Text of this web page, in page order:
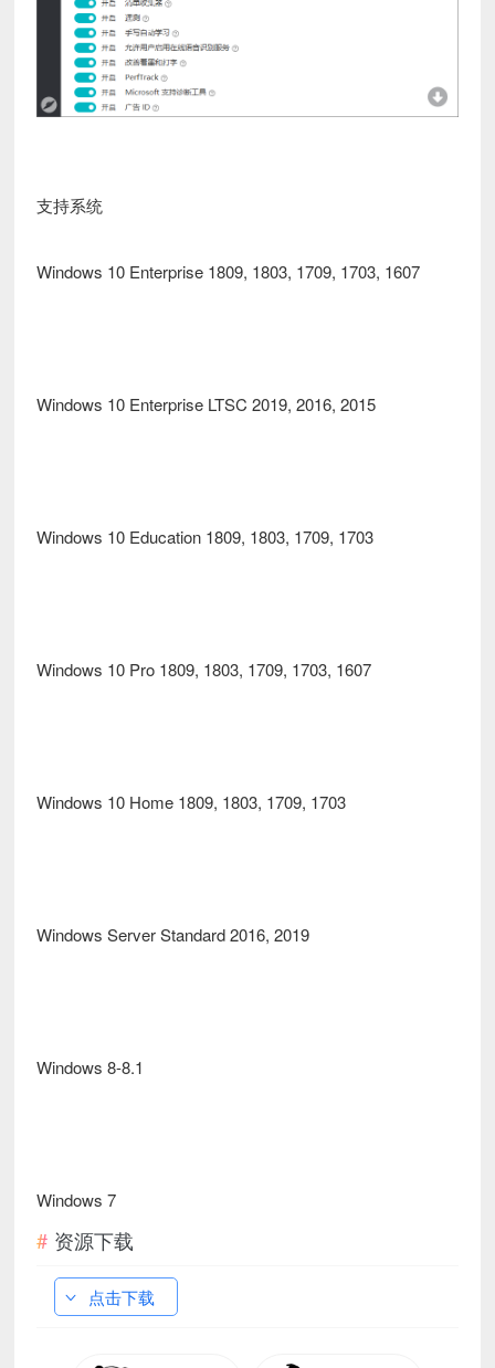
支持系统
Windows 10 Enterprise 1809, 1803, 1709, 1703, 1607
Windows 10 Enterprise LTSC 2019, 2016, 2015
Windows 10 Education 1809, 1803, 1709, 1703
Windows 10 Pro 1809, 1803, 1709, 1703, 1607
Windows 10 Home 1809, 1803, 1709, 1703
Windows Server Standard 2016, 2019
Windows 8-8.1
Windows 7
资源下载
点击下载